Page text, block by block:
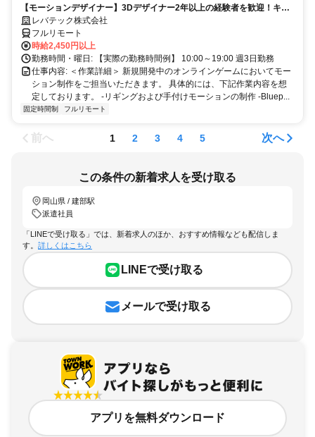
【モーションデザイナー】3Dデザイナー2年以上の経験者を歓迎！キャ
リアアップを目指したい方も大歓迎♪
レバテック株式会社
フルリモート
時給2,450円以上
勤務時間・曜日: 【実際の勤務時間例】 10:00～19:00 週3日勤務
仕事内容: ＜作業詳細＞ 新規開発中のオンラインゲームにおいてモー
ション制作をご担当いただきます。 具体的には、下記作業内容を想
定しております。 -リギングおよび手付けモーションの制作 -Bluep...
固定時間制 フルリモート
前へ 1 2 3 4 5 次へ
この条件の新着求人を受け取る
岡山県 / 建部駅
派遣社員
「LINEで受け取る」では、新着求人のほか、おすすめ情報なども配信しま
す。 詳しくはこちら
LINEで受け取る
メールで受け取る
アプリを無料ダウンロード